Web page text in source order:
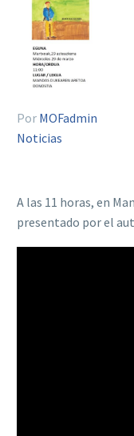
Por MOFadmin
Noticias
A las 11 horas, en
presentado por el